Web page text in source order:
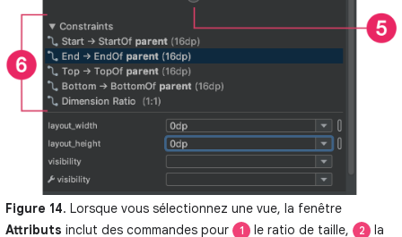
Figure 14. Lorsque vous sélectionnez une vue, la fenêtre
Attributs inclut des commandes pour 1 le ratio de taille, 2 la